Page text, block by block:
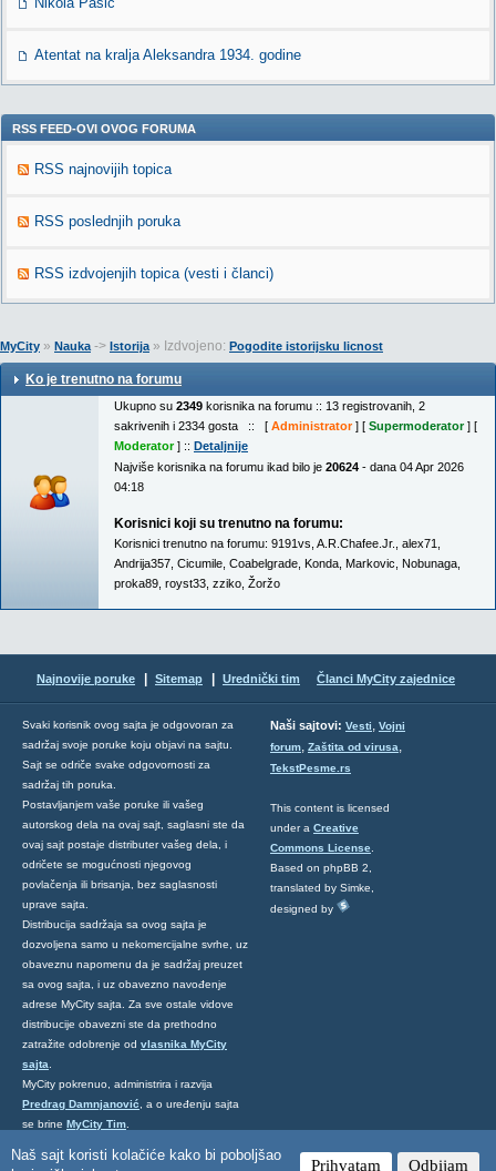
Naš sajt koristi kolačiće kako bi poboljšao
Prihvatam Odbijam
Atentat na kralja Aleksandra 1934. godine
RSS FEED-OVI OVOG FORUMA
RSS najnovijih topica
RSS poslednjih poruka
RSS izdvojenjih topica (vesti i članci)
MyCity » Nauka-> Istorija» Izdvojeno: Pogodite istorijsku licnost
Ko je trenutno na forumu
Ukupno su 2349 korisnika na forumu :: 13 registrovanih, 2
sakrivenih i 2334 gosta :: [ Administrator] [ Supermoderator] [
Moderator] :: Detaljnije
Najviše korisnika na forumu ikad bilo je 20624 - dana 04 Apr 2026
04:18
Korisnici koji su trenutno na forumu:
Korisnici trenutno na forumu: 9191vs A.R.Chafee.Jr. alex71
Andrija357 Cicumile Coabelgrade Konda Markovic Nobunaga
proka89 royst33 zziko Žoržo
Najnovije poruke Sitemap Urednički tim Članci MyCity zajednice
Svaki korisnik ovog sajta je odgovoran za
sadržaj svoje poruke koju objavi na sajtu.
Sajt se odriče svake odgovornosti za
sadržaj tih poruka.
Postavljanjem vaše poruke ili vašeg
autorskog dela na ovaj sajt, saglasni ste da
ovaj sajt postaje distributer vašeg dela, i
odričete se mogućnosti njegovog
povlačenja ili brisanja, bez saglasnosti
uprave sajta.
Distribucija sadržaja sa ovog sajta je
dozvoljena samo u nekomercijalne svrhe, uz
obaveznu napomenu da je sadržaj preuzet
sa ovog sajta, i uz obavezno navođenje
adrese MyCity sajta. Za sve ostale vidove
distribucije obavezni ste da prethodno
zatražite odobrenje od vlasnika MyCity
sajta
MyCity pokrenuo, administrira i razvija
Predrag Damnjanović , a o uređenju sajta
se brine MyCity Tim
ovde.
Naši sajtovi: Vesti, Vojni
forum, Zaštita od virusa,
TekstPesme.rs
This content is licensed
under a Creative
Commons License
Based on phpBB 2,
translated by Simke,
designed by